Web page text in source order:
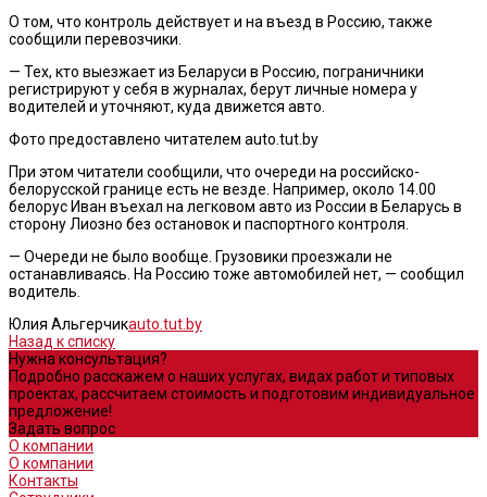
О том, что контроль действует и на въезд в Россию, также
сообщили перевозчики.
— Тех, кто выезжает из Беларуси в Россию, пограничники
регистрируют у себя в журналах, берут личные номера у
водителей и уточняют, куда движется авто.
Фото предоставлено читателем auto.tut.by
При этом читатели сообщили, что очереди на российско-
белорусской границе есть не везде. Например, около 14.00
белорус Иван въехал на легковом авто из России в Беларусь в
сторону Лиозно без остановок и паспортного контроля.
— Очереди не было вообще. Грузовики проезжали не
останавливаясь. На Россию тоже автомобилей нет, — сообщил
водитель.
Юлия Альгерчикauto.tut.by
Назад к списку
Нужна консультация?
Подробно расскажем о наших услугах, видах работ и типовых
проектах, рассчитаем стоимость и подготовим индивидуальное
предложение!
Задать вопрос
О компании
О компании
Контакты